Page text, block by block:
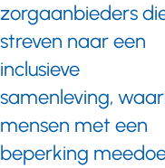
zorgaanbieders
streven naar een
inclusieve
samenleving,
mensen met een
beperking